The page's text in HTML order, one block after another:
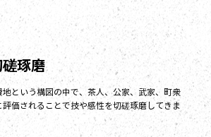
磋琢磨
地という構図の中で、茶人、公家、武家、町衆
評価されることで技や感性を切磋琢磨してきま